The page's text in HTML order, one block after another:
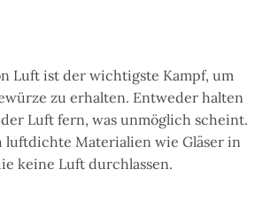
Luft ist der wichtigste Kampf, um
zu erhalten. Entweder halten
Luft fern, was unmöglich scheint.
luftdichte Materialien wie Gläser in
keine Luft durchlassen.